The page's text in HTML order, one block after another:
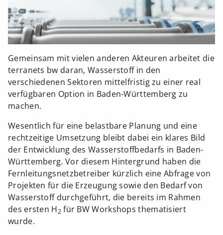
Gemeinsam mit vielen anderen Akteuren arbeitet die
terranets bw daran, Wasserstoff in den
verschiedenen Sektoren mittelfristig zu einer real
verfügbaren Option in Baden-Württemberg zu
machen.
Wesentlich für eine belastbare Planung und eine
rechtzeitige Umsetzung bleibt dabei ein klares Bild
der Entwicklung des Wasserstoffbedarfs in Baden-
Württemberg. Vor diesem Hintergrund haben die
Fernleitungsnetzbetreiber kürzlich eine Abfrage von
Projekten für die Erzeugung sowie den Bedarf von
Wasserstoff durchgeführt, die bereits im Rahmen
des ersten H2 für BW Workshops thematisiert
wurde.